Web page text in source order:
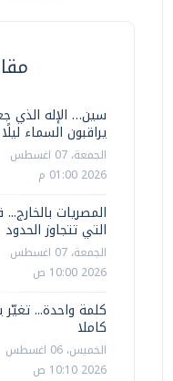
سين… الإله الذي
يراقبون السماء ليلًا
الجمعة، 07 اغسطس
2026 01:00 م
المصريات
التي تتجاوز الحدود
الجمعة، 07 اغسطس
2026 10:00 ص
كلمة واحدة... تغيّر
كاملا
الخميس، 06 اغسطس
2026 10:10 ص